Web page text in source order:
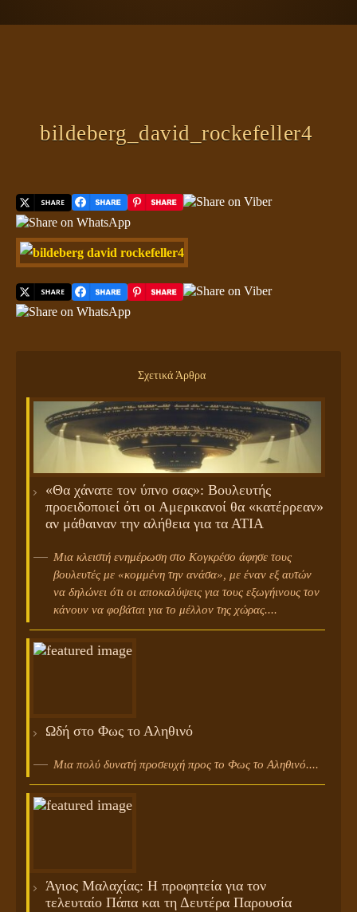
ΚΛΕΙΔΙΑ
bildeberg_david_rockefeller4
Σχετικά Άρθρα
«Θα χάνατε τον ύπνο σας»: Βουλευτής
προειδοποιεί ότι οι Αμερικανοί θα «κατέρρεαν»
αν μάθαιναν την αλήθεια για τα ΑΤΙΑ
Μια κλειστή ενημέρωση στο Κογκρέσο άφησε τους
βουλευτές με «κομμένη την ανάσα», με έναν εξ αυτών
να δηλώνει ότι οι αποκαλύψεις για τους εξωγήινους τον
κάνουν να φοβάται για το μέλλον της χώρας....
Ωδή στο Φως το Αληθινό
Μια πολύ δυνατή προσευχή προς το Φως το Αληθινό....
Άγιος Μαλαχίας: Η προφητεία για τον
τελευταίο Πάπα και τη Δευτέρα Παρουσία